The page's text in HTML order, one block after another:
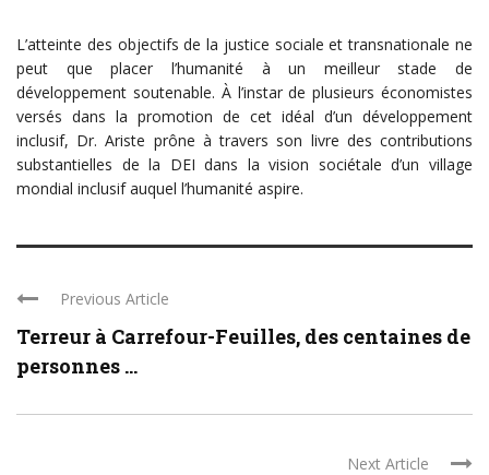
L’atteinte des objectifs de la justice sociale et transnationale ne
peut que placer l’humanité à un meilleur stade de
développement soutenable. À l’instar de plusieurs économistes
versés dans la promotion de cet idéal d’un développement
inclusif, Dr. Ariste prône à travers son livre des contributions
substantielles de la DEI dans la vision sociétale d’un village
mondial inclusif auquel l’humanité aspire.
Previous Article
Terreur à Carrefour-Feuilles, des centaines de
personnes ...
Next Article